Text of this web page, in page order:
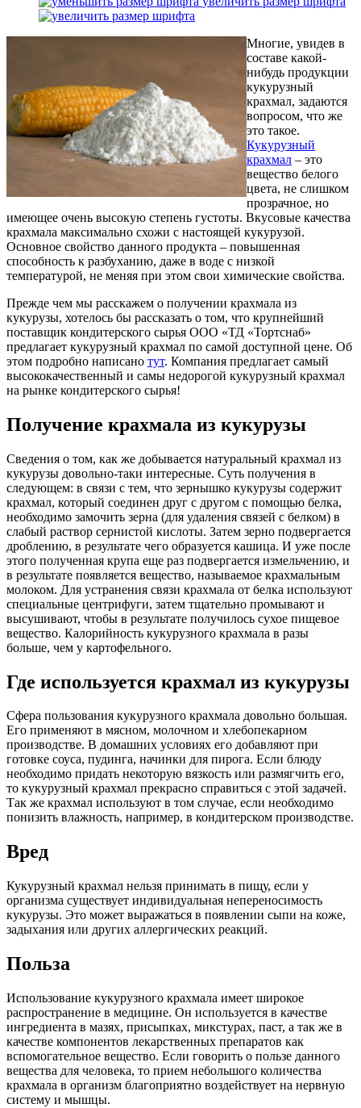
Многие, увидев в
составе какой-
нибудь продукции
кукурузный
крахмал, задаются
вопросом, что же
это такое.
Кукурузный
крахмал – это
вещество белого
цвета, не слишком
прозрачное, но
имеющее очень высокую степень густоты. Вкусовые качества
крахмала максимально схожи с настоящей кукурузой.
Основное свойство данного продукта – повышенная
способность к разбуханию, даже в воде с низкой
температурой, не меняя при этом свои химические свойства.
Прежде чем мы расскажем о получении крахмала из
кукурузы, хотелось бы рассказать о том, что крупнейший
поставщик кондитерского сырья ООО «ТД «Тортснаб»
предлагает кукурузный крахмал по самой доступной цене. Об
этом подробно написано тут. Компания предлагает самый
высококачественный и самы недорогой кукурузный крахмал
на рынке кондитерского сырья!
Получение крахмала из кукурузы
Сведения о том, как же добывается натуральный крахмал из
кукурузы довольно-таки интересные. Суть получения в
следующем: в связи с тем, что зернышко кукурузы содержит
крахмал, который соединен друг с другом с помощью белка,
необходимо замочить зерна (для удаления связей с белком) в
слабый раствор сернистой кислоты. Затем зерно подвергается
дроблению, в результате чего образуется кашица. И уже после
этого полученная крупа еще раз подвергается измельчению, и
в результате появляется вещество, называемое крахмальным
молоком. Для устранения связи крахмала от белка используют
специальные центрифуги, затем тщательно промывают и
высушивают, чтобы в результате получилось сухое пищевое
вещество. Калорийность кукурузного крахмала в разы
больше, чем у картофельного.
Где используется крахмал из кукурузы
Сфера пользования кукурузного крахмала довольно большая.
Его применяют в мясном, молочном и хлебопекарном
производстве. В домашних условиях его добавляют при
готовке соуса, пудинга, начинки для пирога. Если блюду
необходимо придать некоторую вязкость или размягчить его,
то кукурузный крахмал прекрасно справиться с этой задачей.
Так же крахмал используют в том случае, если необходимо
понизить влажность, например, в кондитерском производстве.
Вред
Кукурузный крахмал нельзя принимать в пищу, если у
организма существует индивидуальная непереносимость
кукурузы. Это может выражаться в появлении сыпи на коже,
задыхания или других аллергических реакций.
Польза
Использование кукурузного крахмала имеет широкое
распространение в медицине. Он используется в качестве
ингредиента в мазях, присыпках, микстурах, паст, а так же в
качестве компонентов лекарственных препаратов как
вспомогательное вещество. Если говорить о пользе данного
вещества для человека, то прием небольшого количества
крахмала в организм благоприятно воздействует на нервную
систему и мышцы.